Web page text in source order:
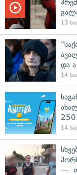
13
და
14
250
14
—